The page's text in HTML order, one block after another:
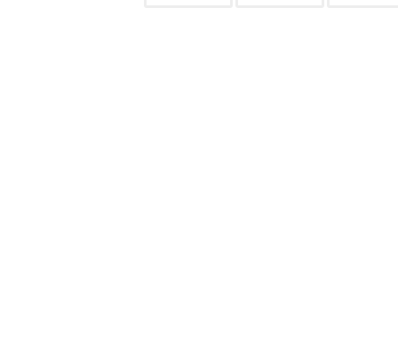
Estas cookies son necesarias
navegador para bloquear o